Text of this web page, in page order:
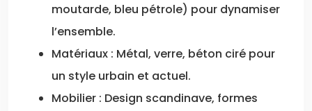
moutarde, bleu pétrole) pour dynamiser
l’ensemble.
Matériaux : Métal, verre, béton ciré pour
un style urbain et actuel.
Mobilier : Design scandinave, formes